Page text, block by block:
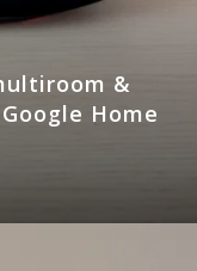
&
Home